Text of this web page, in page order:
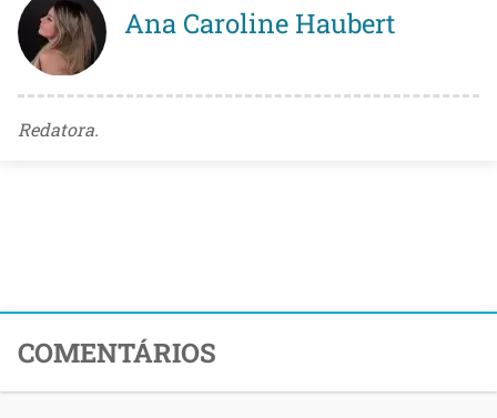
Ana Caroline Haubert
Redatora.
COMENTÁRIOS